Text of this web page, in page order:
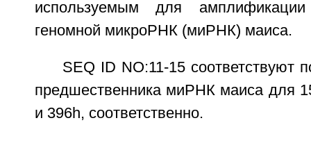
используемым для амплификации
геномной микроРНК (миРНК) маиса.
SEQ ID NO:11-15 соответствуют
предшественника миРНК маиса для
и 396h, соответственно.